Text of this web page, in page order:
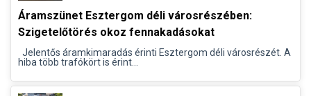
Áramszünet Esztergom déli városrészében:
Szigetelőtörés okoz fennakadásokat
Jelentős áramkimaradás érinti Esztergom déli városrészét. A
hiba több trafókört is érint...